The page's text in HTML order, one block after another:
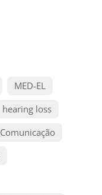
MED-EL
hearing loss
Comunicação